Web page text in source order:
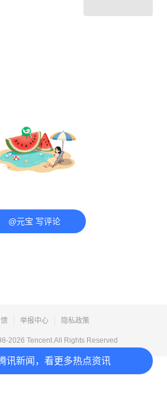
讯新闻，看更多热点资讯
@元宝 写评论
举报中心 隐私政策
2026 Tencent.All Rights Reserved